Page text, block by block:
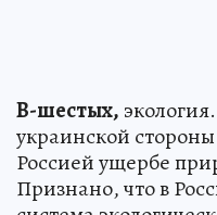
В-шестых,
украинской
Россией ущербе
Признано, что в